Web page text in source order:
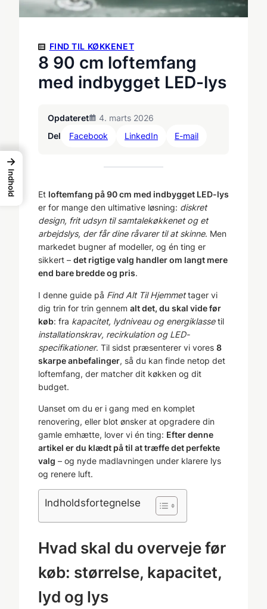
FIND TIL KØKKENET
8 90 cm loftemfang
med indbygget LED-lys
Opdateret
4. marts 2026
Del
Facebook LinkedIn E-mail
Et loftemfang på 90 cm med indbygget LED-lys
er for mange den ultimative løsning: diskret
design, frit udsyn til samtalekøkkenet og et
arbejdslys, der får dine råvarer til at skinne. Men
markedet bugner af modeller, og én ting er
sikkert – det rigtige valg handler om langt mere
end bare bredde og pris.
I denne guide på Find Alt Til Hjemmettager vi
dig trin for trin gennem alt det, du skal vide før
køb: fra kapacitet, lydniveau og energiklassetil
installationskrav, recirkulation og LED-
specifikationer. Til sidst præsenterer vi vores 8
skarpe anbefalinger, så du kan finde netop det
loftemfang, der matcher dit køkken og dit
budget.
Uanset om du er i gang med en komplet
renovering, eller blot ønsker at opgradere din
gamle emhætte, lover vi én ting: Efter denne
artikel er du klædt på til at træffe det perfekte
valg – og nyde madlavningen under klarere lys
og renere luft.
Indholdsfortegnelse
Hvad skal du overveje før
køb: størrelse, kapacitet,
lyd og lys
→
Indhold